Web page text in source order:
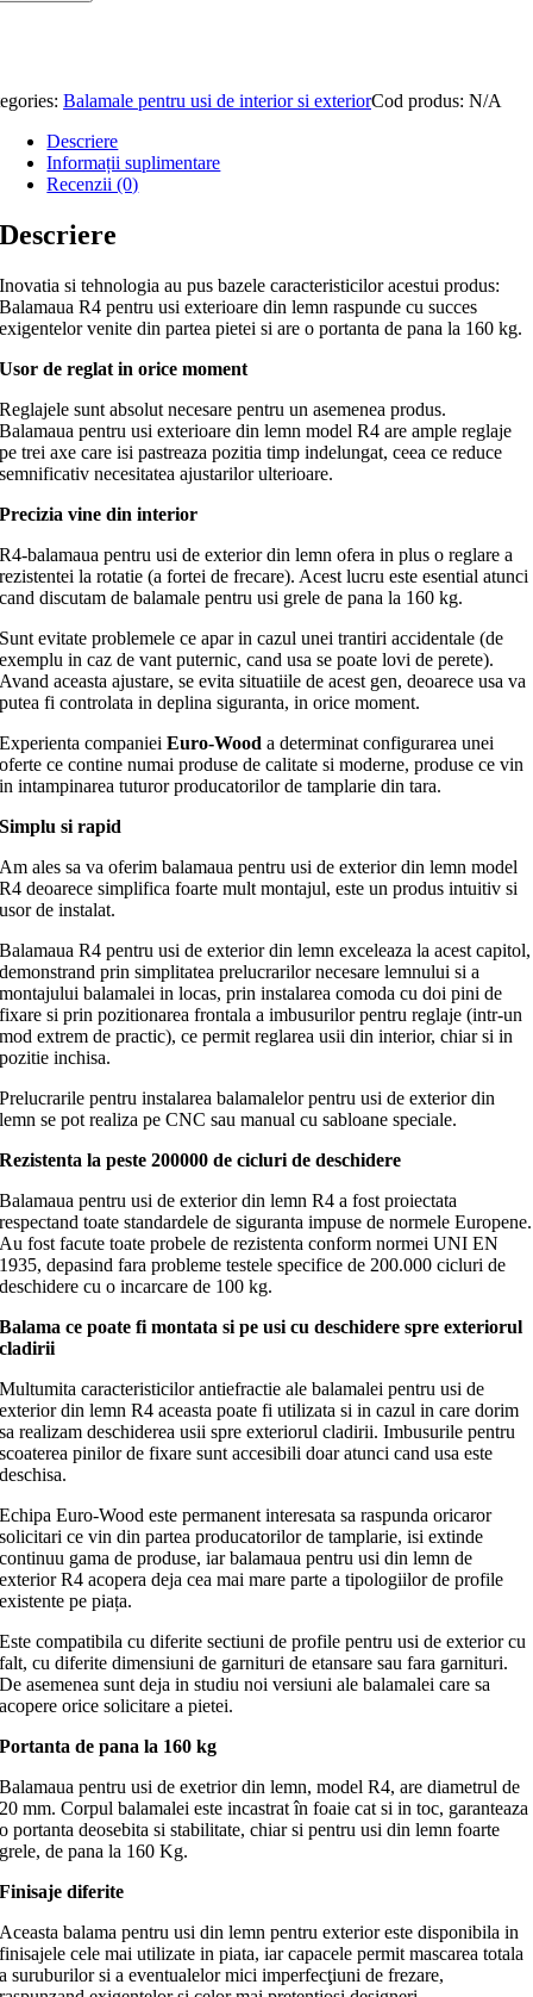
Balamale pentru usi de interior si exteriorCod produs: N/A
Descriere
Informații suplimentare
Recenzii (0)
Descriere
Inovatia si tehnologia au pus bazele caracteristicilor acestui produs:
Balamaua R4 pentru usi exterioare din lemn raspunde cu succes
exigentelor venite din partea pietei si are o portanta de pana la 160 kg.
Usor de reglat in orice moment
Reglajele sunt absolut necesare pentru un asemenea produs.
Balamaua pentru usi exterioare din lemn model R4 are ample reglaje
pe trei axe care isi pastreaza pozitia timp indelungat, ceea ce reduce
semnificativ necesitatea ajustarilor ulterioare.
Precizia vine din interior
R4-balamaua pentru usi de exterior din lemn ofera in plus o reglare a
rezistentei la rotatie (a fortei de frecare). Acest lucru este esential atunci
cand discutam de balamale pentru usi grele de pana la 160 kg.
Sunt evitate problemele ce apar in cazul unei trantiri accidentale (de
exemplu in caz de vant puternic, cand usa se poate lovi de perete).
Avand aceasta ajustare, se evita situatiile de acest gen, deoarece usa va
putea fi controlata in deplina siguranta, in orice moment.
Experienta companieiEuro-Wood a determinat configurarea unei
oferte ce contine numai produse de calitate si moderne, produse ce vin
in intampinarea tuturor producatorilor de tamplarie din tara.
Simplu si rapid
Am ales sa va oferim balamaua pentru usi de exterior din lemn model
R4 deoarece simplifica foarte mult montajul, este un produs intuitiv si
usor de instalat.
Balamaua R4 pentru usi de exterior din lemn exceleaza la acest capitol,
demonstrand prin simplitatea prelucrarilor necesare lemnului si a
montajului balamalei in locas, prin instalarea comoda cu doi pini de
fixare si prin pozitionarea frontala a imbusurilor pentru reglaje (intr-un
mod extrem de practic), ce permit reglarea usii din interior, chiar si in
pozitie inchisa.
Prelucrarile pentru instalarea balamalelor pentru usi de exterior din
lemn se pot realiza pe CNC sau manual cu sabloane speciale.
Rezistenta la peste 200000 de cicluri de deschidere
Balamaua pentru usi de exterior din lemn R4 a fost proiectata
respectand toate standardele de siguranta impuse de normele Europene.
Au fost facute toate probele de rezistenta conform normei UNI EN
1935, depasind fara probleme testele specifice de 200.000 cicluri de
deschidere cu o incarcare de 100 kg.
Balama ce poate fi montata si pe usi cu deschidere spre exteriorul
cladirii
Multumita caracteristicilor antiefractie ale balamalei pentru usi de
exterior din lemn R4 aceasta poate fi utilizata si in cazul in care dorim
sa realizam deschiderea usii spre exteriorul cladirii. Imbusurile pentru
scoaterea pinilor de fixare sunt accesibili doar atunci cand usa este
deschisa.
Echipa Euro-Wood este permanent interesata sa raspunda oricaror
solicitari ce vin din partea producatorilor de tamplarie, isi extinde
continuu gama de produse, iar balamaua pentru usi din lemn de
exterior R4 acopera deja cea mai mare parte a tipologiilor de profile
existente pe piața.
Este compatibila cu diferite sectiuni de profile pentru usi de exterior cu
falt, cu diferite dimensiuni de garnituri de etansare sau fara garnituri.
De asemenea sunt deja in studiu noi versiuni ale balamalei care sa
acopere orice solicitare a pietei.
Portanta de pana la 160 kg
Balamaua pentru usi de exetrior din lemn, model R4, are diametrul de
20 mm. Corpul balamalei este incastrat în foaie cat si in toc, garanteaza
o portanta deosebita si stabilitate, chiar si pentru usi din lemn foarte
grele, de pana la 160 Kg.
Finisaje diferite
Aceasta balama pentru usi din lemn pentru exterior este disponibila in
finisajele cele mai utilizate in piata, iar capacele permit mascarea totala
a suruburilor si a eventualelor mici imperfecţiuni de frezare,